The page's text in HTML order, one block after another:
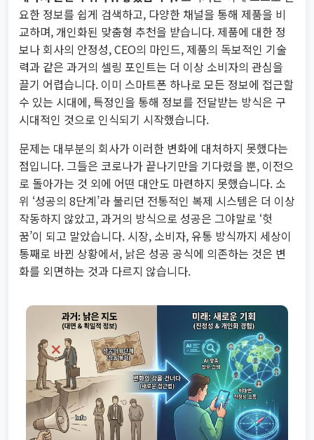
요한 정보를 쉽게 검색하고, 다양한 채널을 통해 제품을 비
교하며, 개인화된 맞춤형 추천을 받습니다. 제품에 대한 정
보나 회사의 안정성, CEO의 마인드, 제품의 독보적인 기술
력과 같은 과거의 셀링 포인트는 더 이상 소비자의 관심을
끌기 어렵습니다. 이미 스마트폰 하나로 모든 정보에 접근할
수 있는 시대에, 특정인을 통해 정보를 전달받는 방식은 구
시대적인 것으로 인식되기 시작했습니다.
문제는 대부분의 회사가 이러한 변화에 대처하지 못했다는
점입니다. 그들은 코로나가 끝나기만을 기다렸을 뿐, 이전으
로 돌아가는 것 외에 어떤 대안도 마련하지 못했습니다. 소
위 ‘성공의 8단계’라 불리던 전통적인 복제 시스템은 더 이상
작동하지 않았고, 과거의 방식으로 성공은 그야말로 ‘헛
꿈’이 되고 말았습니다. 시장, 소비자, 유통 방식까지 세상이
통째로 바뀐 상황에서, 낡은 성공 공식에 의존하는 것은 변
화를 외면하는 것과 다르지 않습니다.